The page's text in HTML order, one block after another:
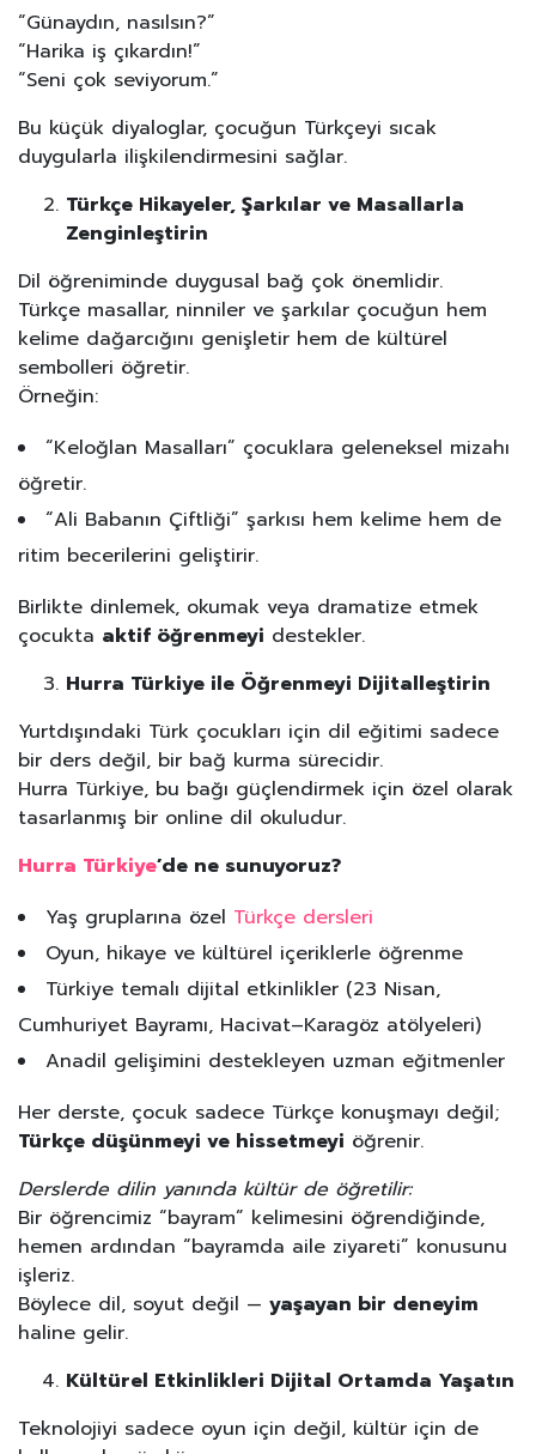
“Günaydın, nasılsın?”
“Harika iş çıkardın!”
“Seni çok seviyorum.”
Bu küçük diyaloglar, çocuğun Türkçeyi sıcak
duygularla ilişkilendirmesini sağlar.
Türkçe Hikayeler, Şarkılar ve Masallarla
Zenginleştirin
Dil öğreniminde duygusal bağ çok önemlidir.
Türkçe masallar, ninniler ve şarkılar çocuğun hem
kelime dağarcığını genişletir hem de kültürel
sembolleri öğretir.
Örneğin:
“Keloğlan Masalları” çocuklara geleneksel mizahı
öğretir.
“Ali Babanın Çiftliği” şarkısı hem kelime hem de
ritim becerilerini geliştirir.
Birlikte dinlemek, okumak veya dramatize etmek
çocukta aktif öğrenmeyi destekler.
Hurra Türkiye ile Öğrenmeyi Dijitalleştirin
Yurtdışındaki Türk çocukları için dil eğitimi sadece
bir ders değil, bir bağ kurma sürecidir.
Hurra Türkiye, bu bağı güçlendirmek için özel olarak
tasarlanmış bir online dil okuludur.
Hurra Türkiye’de ne sunuyoruz?
Yaş gruplarına özel Türkçe dersleri
Oyun, hikaye ve kültürel içeriklerle öğrenme
Türkiye temalı dijital etkinlikler (23 Nisan,
Cumhuriyet Bayramı, Hacivat–Karagöz atölyeleri)
Anadil gelişimini destekleyen uzman eğitmenler
Her derste, çocuk sadece Türkçe konuşmayı değil;
Türkçe düşünmeyi ve hissetmeyi öğrenir.
Derslerde dilin yanında kültür de öğretilir:
Bir öğrencimiz “bayram” kelimesini öğrendiğinde,
hemen ardından “bayramda aile ziyareti” konusunu
işleriz.
Böylece dil, soyut değil — yaşayan bir deneyim
haline gelir.
Kültürel Etkinlikleri Dijital Ortamda Yaşatın
Teknolojiyi sadece oyun için değil, kültür için de